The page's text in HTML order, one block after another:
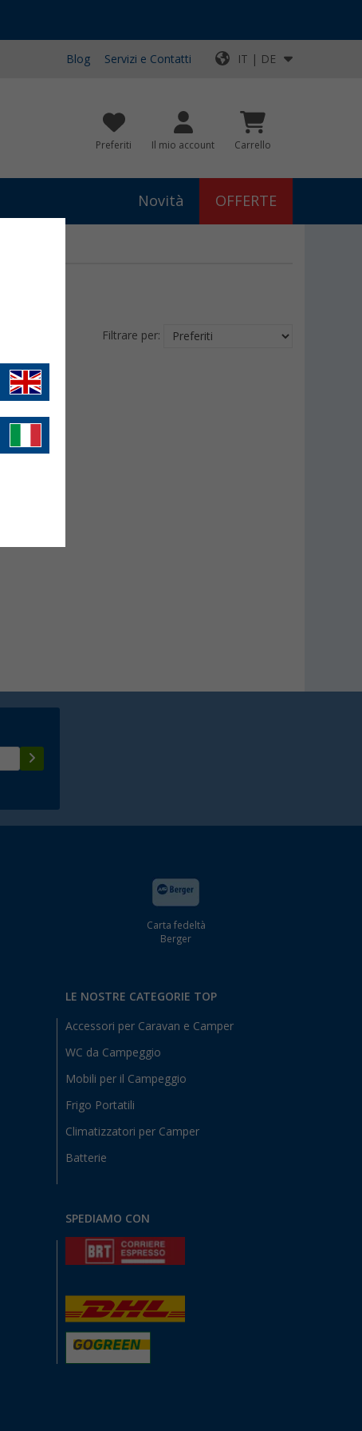
Blog Servizi e Contatti IT | DE
Preferiti Il mio account Carrello
Novità OFFERTE
Filtrare per:
Carta fedeltà
Berger
LE NOSTRE CATEGORIE TOP
Accessori per Caravan e Camper
WC da Campeggio
Mobili per il Campeggio
Frigo Portatili
Climatizzatori per Camper
Batterie
SPEDIAMO CON